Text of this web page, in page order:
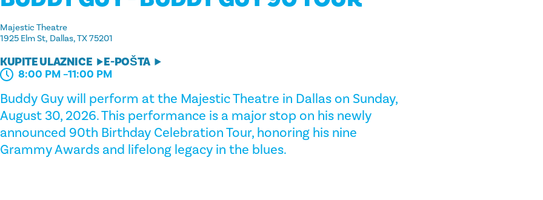
Majestic Theatre
1925 Elm St Dallas, TX 75201
KUPITE ULAZNICE E-POŠTA
8:00 PM –11:00 PM
Buddy Guy will perform at the Majestic Theatre in Dallas on Sunday,
August 30, 2026. This performance is a major stop on his newly
announced 90th Birthday Celebration Tour, honoring his nine
Grammy Awards and lifelong legacy in the blues.